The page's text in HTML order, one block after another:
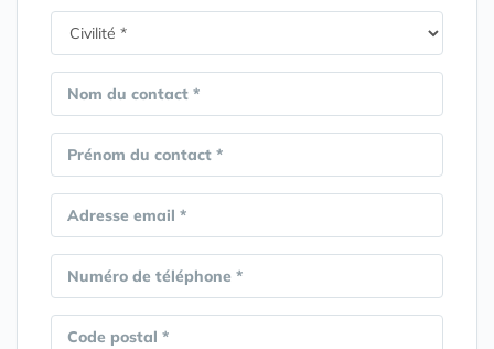
Nom du contact *
Prénom du contact *
Adresse email *
Numéro de téléphone *
Code postal *